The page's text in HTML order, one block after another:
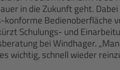
in die Zukunft geht.
Bedienoberfläche
Schulungs- und
bei Windhager.
wichtig, schnell wieder